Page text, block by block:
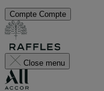
Compte Compte
Close menu